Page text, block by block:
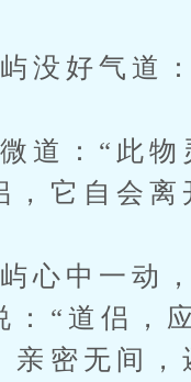
好气道：
：“此物
，它自会离
中一动，
：“道侣，
亲密无间，